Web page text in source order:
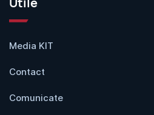
Media KIT
Contact
Comunicate